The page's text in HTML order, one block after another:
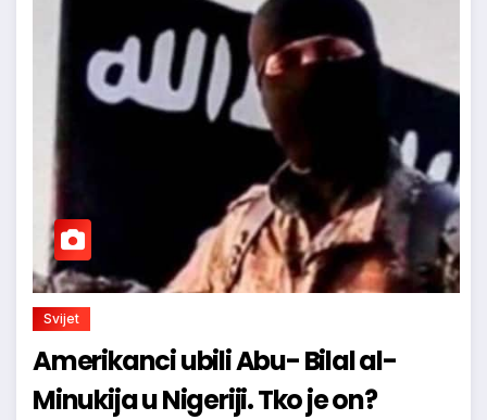
Svijet
Amerikanci ubili Abu- Bilal al-
Minukija u Nigeriji. Tko je on?